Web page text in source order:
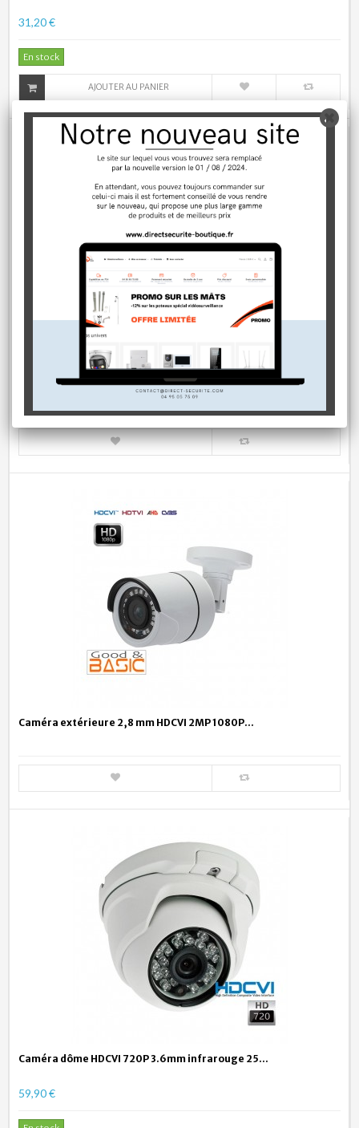
31,20 €
En stock
AJOUTER AU PANIER
Caméra dôme 2.8 mm HDCVI 720P
Caméra extérieure 2,8 mm HDCVI 2MP 1080P...
Caméra dôme HDCVI 720P 3.6mm infrarouge 25...
59,90 €